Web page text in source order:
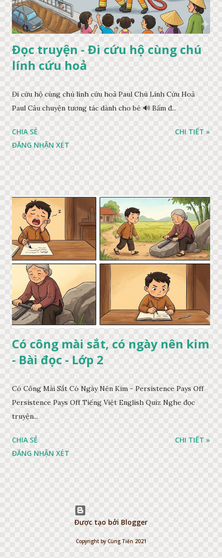
Đọc truyện - Đi cứu hộ cùng chú
lính cứu hoả
Đi cứu hộ cùng chú lính cứu hoả Paul Chú Lính Cứu Hoả
Paul Câu chuyện tương tác dành cho bé 🔊 Bấm đ...
CHIA SẺ
ĐĂNG NHẬN XÉT
CHI TIẾT »
Có công mài sắt, có ngày nên kim
- Bài đọc - Lớp 2
Có Công Mài Sắt Có Ngày Nên Kim - Persistence Pays Off
Persistence Pays Off Tiếng Việt English Quiz Nghe đọc
truyện...
CHIA SẺ
ĐĂNG NHẬN XÉT
CHI TIẾT »
Được tạo bởi Blogger
Copyright by Cùng Tiến 2021